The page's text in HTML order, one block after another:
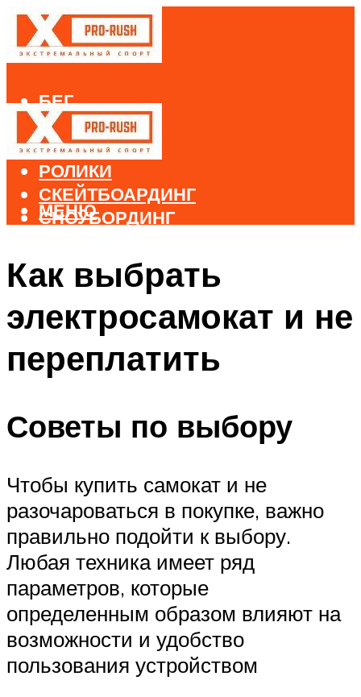
БЕГ
ВЕЛОСПОРТ
ДАЙВИНГ
РОЛИКИ
СКЕЙТБОАРДИНГ
СНОУБОРДИНГ
МЕНЮ
Как выбрать
электросамокат и не
переплатить
Советы по выбору
Чтобы купить самокат и не
разочароваться в покупке, важно
правильно подойти к выбору.
Любая техника имеет ряд
параметров, которые
определенным образом влияют на
возможности и удобство
пользования устройством